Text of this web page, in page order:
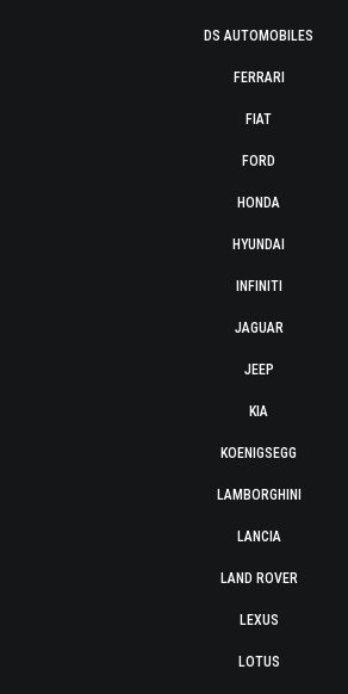
DS AUTOMOBILES
FERRARI
FIAT
FORD
HONDA
HYUNDAI
INFINITI
JAGUAR
JEEP
KIA
KOENIGSEGG
LAMBORGHINI
LANCIA
LAND ROVER
LEXUS
LOTUS